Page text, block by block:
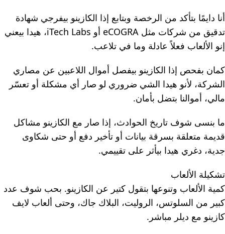
أنا دايمًا بتأكد من الرخصة وبتابع إذا الكازينو بيفرجي شهادة
تدقيق من شركات مثل eCOGRA أو iTech Labs، هيدا بيعني
إنو الألعاب فعلاً عادلة وما في تلاعب.
كمان بفحص إذا الكازينو بيفصل أموال اللاعبين عن مصاري
الشركة، لأنو هيدا الشي ضروري لو صار أي مشكلة أو تعسّر
مالي، أموالنا بتضل بأمان.
ما بنسى شوف تاريخ الحوادث، إذا صار مع الكازينو مشاكل
قديمة متعلقة بسرقة بيانات أو تأخير دفع أو حتى شكاوى
جدية، دغري هيدا بيأثر على تقييمي.
تشكيلة الألعاب
كمية الألعاب وتنوعها بتقول كتير عن الكازينو. بحب شوف عدد
كبير من السلوتس، الروليت، البلاك جاك، وحتى ألعاب لايف
كازينو مع ديلر مباشر.